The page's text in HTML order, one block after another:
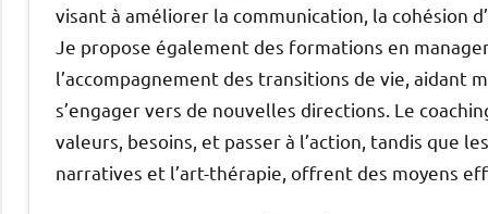
visant à améliorer la communication, la cohésion
Je propose également des formations en
l’accompagnement des transitions de vie, aidant
s’engager vers de nouvelles directions. Le
valeurs, besoins, et passer à l’action, tandis que
narratives et l’art-thérapie, offrent des moyens